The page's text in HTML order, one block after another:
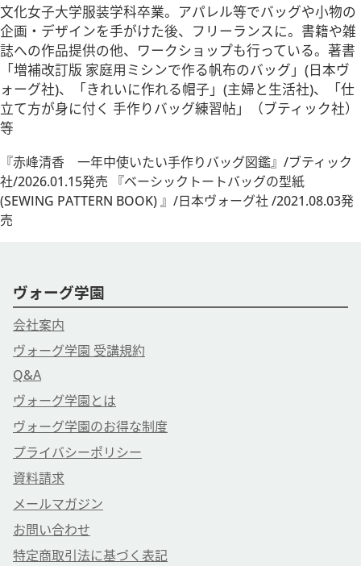
文化女子大学服装学科卒業。アパレル等でバッグや小物の
企画・デザインを手がけた後、フリーランスに。書籍や雑
誌への作品提供の他、ワークショップも行っている。著書
「増補改訂版 家庭用ミシンで作る帆布のバッグ」(日本ヴ
ォーグ社)、「きれいに作れる帽子」(主婦と生活社)、「仕
立て方が身に付く 手作りバッグ練習帖」（ブティック社）
等
『赤峰清香 一年中使いたい手作りバッグ図鑑』/ブティック
社/2026.01.15発売 『ベーシックトートバッグの型紙
(SEWING PATTERN BOOK) 』/日本ヴォーグ社 /2021.08.03発
売
ヴォーグ学園
会社案内
ヴォーグ学園 受講規約
Q&A
ヴォーグ学園とは
ヴォーグ学園のお得な制度
プライバシーポリシー
資料請求
メールマガジン
お問い合わせ
特定商取引法に基づく表記